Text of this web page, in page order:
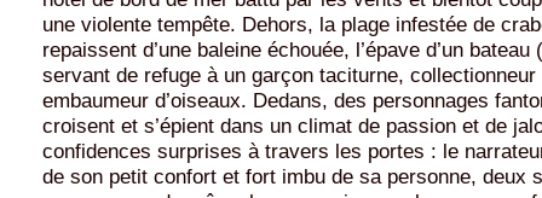
une violente tempête. Dehors, la plage infestée de
repaissent d’une baleine échouée, l’épave d’un
servant de refuge à un garçon taciturne, collectionneur
embaumeur d’oiseaux. Dedans, des personnages
croisent et s’épient dans un climat de passion et de
confidences surprises à travers les portes : le
de son petit confort et fort imbu de sa personne, deux